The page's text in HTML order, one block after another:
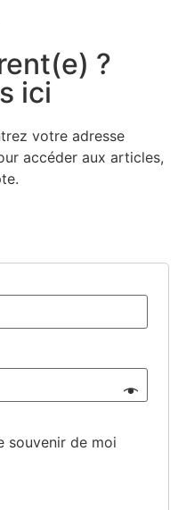
?
ici
votre adresse
accé­der aux articles,
sou­ve­nir de moi